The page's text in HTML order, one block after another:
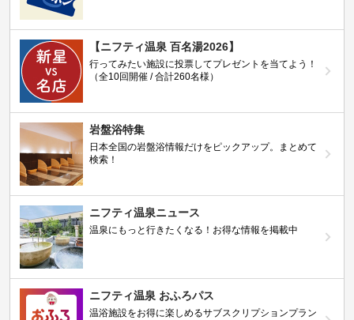
【ニフティ温泉 百名湯2026】
行ってみたい施設に投票してプレゼントを当てよう！
（全10回開催 / 合計260名様）
岩盤浴特集
日本全国の岩盤浴情報だけをピックアップ。まとめて
検索！
ニフティ温泉ニュース
温泉にもっと行きたくなる！お得な情報を掲載中
ニフティ温泉 おふろパス
温浴施設をお得に楽しめるサブスクリプションプラン